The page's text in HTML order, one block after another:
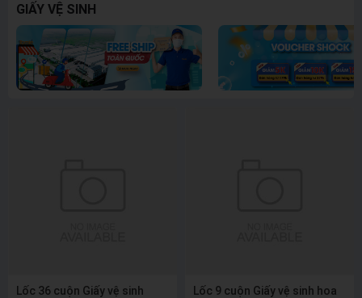
GIẤY VỆ SINH
Lốc 36 cuộn Giấy vệ sinh
Lốc 9 cuộn Giấy vệ sinh hoa